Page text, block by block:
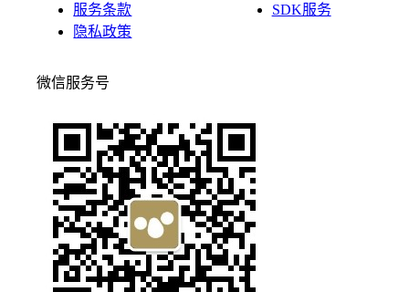
服务条款
隐私政策
SDK服务
微信服务号